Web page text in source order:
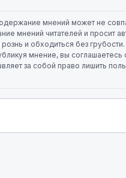
мнений может не
мнений читателей и просит
и обходиться без
мнение, вы
за собой право лишить